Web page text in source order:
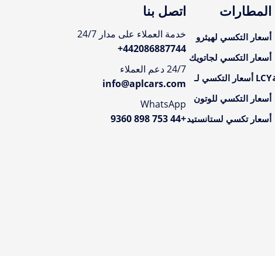
المطارات
أسعار التكسي لهيثرو
أسعار التكسي لجاتويك
LCY أسعار التكسي لـ
أسعار التكسي للوتون
أسعار تكسي لستانستيد
اتصل بنا
خدمة العملاء على مدار 24/7
+442086887744
24/7 دعم العملاء
info@aplcars.com
WhatsApp
+44 753 898 9360